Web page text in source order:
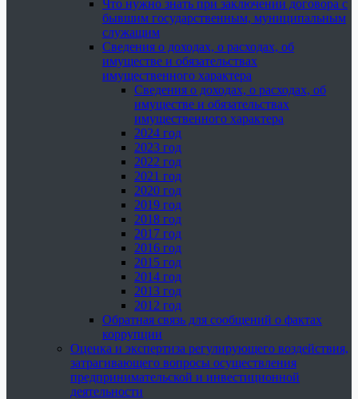
Что нужно знать при заключении договора с
бывшим государственным, муниципальным
служащим
Сведения о доходах, о расходах, об
имуществе и обязательствах
имущественного характера
Сведения о доходах, о расходах, об
имуществе и обязательствах
имущественного характера
2024 год
2023 год
2022 год
2021 год
2020 год
2019 год
2018 год
2017 год
2016 год
2015 год
2014 год
2013 год
2012 год
Обратная связь для сообщений о фактах
коррупции
Оценка и экспертиза регулирующего воздействия,
затрагивающего вопросы осуществления
предпринимательской и инвестиционной
деятельности